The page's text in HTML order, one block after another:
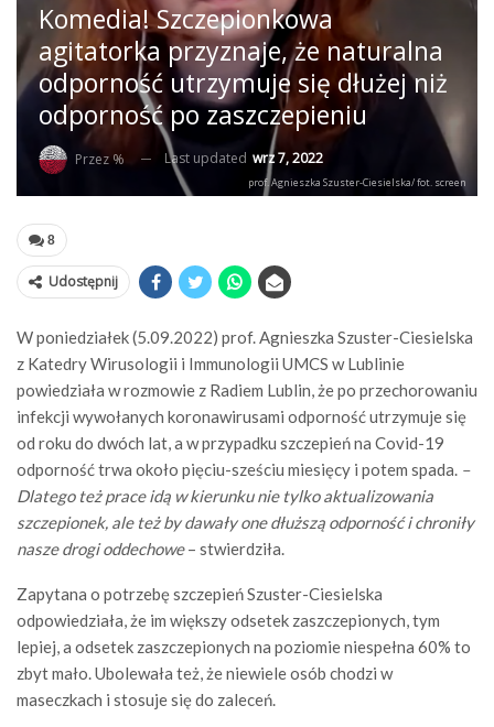
Komedia! Szczepionkowa
agitatorka przyznaje, że naturalna
odporność utrzymuje się dłużej niż
odporność po zaszczepieniu
Przez % Last updated wrz 7, 2022
prof. Agnieszka Szuster-Ciesielska/ fot. screen
8
Udostępnij
W poniedziałek (5.09.2022) prof. Agnieszka Szuster-Ciesielska
z Katedry Wirusologii i Immunologii UMCS w Lublinie
powiedziała w rozmowie z Radiem Lublin, że po przechorowaniu
infekcji wywołanych koronawirusami odporność utrzymuje się
od roku do dwóch lat, a w przypadku szczepień na Covid-19
odporność trwa około pięciu-sześciu miesięcy i potem spada. –
Dlatego też prace idą w kierunku nie tylko aktualizowania
szczepionek, ale też by dawały one dłuższą odporność i chroniły
nasze drogi oddechowe– stwierdziła.
Zapytana o potrzebę szczepień Szuster-Ciesielska
odpowiedziała, że im większy odsetek zaszczepionych, tym
lepiej, a odsetek zaszczepionych na poziomie niespełna 60% to
zbyt mało. Ubolewała też, że niewiele osób chodzi w
maseczkach i stosuje się do zaleceń.